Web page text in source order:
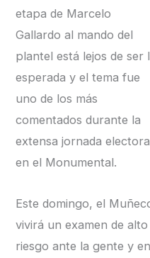
etapa de Marcelo
Gallardo al mando del
plantel está lejos de ser
esperada y el tema fue
uno de los más
comentados durante la
extensa jornada
en el Monumental.
Este domingo, el
vivirá un examen de alto
riesgo ante la gente y en